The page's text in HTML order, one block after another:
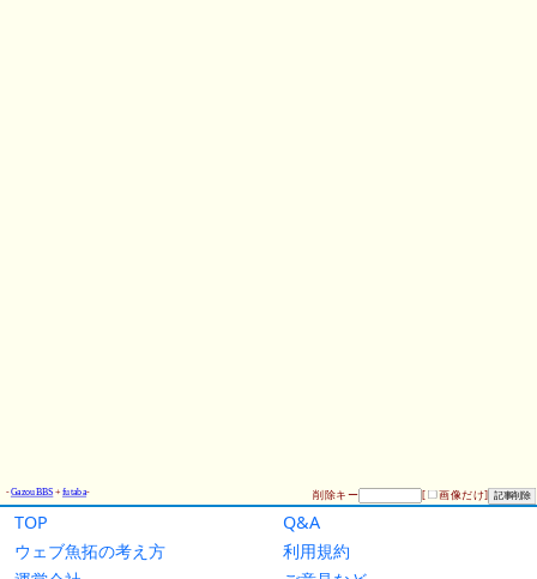
TOP
Q&A
ウェブ魚拓の考え方
利用規約